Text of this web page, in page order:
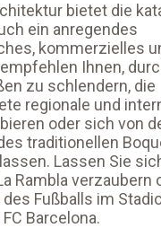
bietet die
ein anregendes
kommerzielles
Ihnen,
zu schlendern, die
regionale und
oder sich von
traditionellen
Lassen Sie
Rambla verzaubern
Fußballs im
Barcelona.